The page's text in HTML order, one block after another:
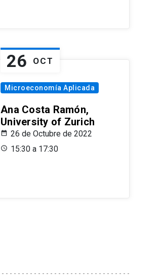
26 OCT
Microeconomía Aplicada
Ana Costa Ramón,
University of Zurich
26 de Octubre de 2022
15:30 a 17:30